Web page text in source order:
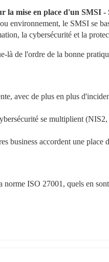
la mise en place d'un SMSI
environnement, le SMSI se
la cybersécurité et la
là de l'ordre de la bonne
avec de plus en plus
se multiplient
business accordent une
ISO 27001, quels en